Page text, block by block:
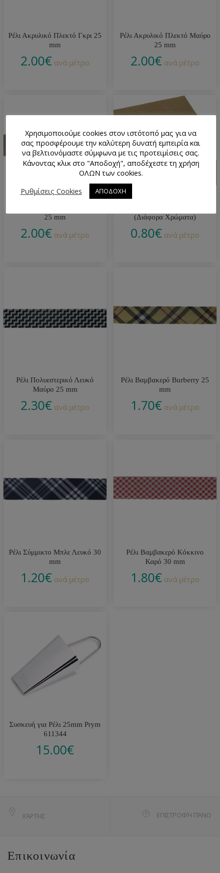
Ρέλι Ακρυλικό Πλεκτό Γκρι 25
mm
2.00€ ανά μέτρο
Ρέλι Ακρυλικό Πλεκτό Μαύρο
25 mm
2.00€ ανά μέτρο
25 mm
2.00€ ανά μέτρο
(Διάφορα Χρώματα)
0.80€ ανά μέτρο
Ρέλι Πολυεστερικό Λευκό
Μαύρο 25 mm
2.30€ ανά μέτρο
Ρέλι Βαμβακερό Burberry 25
mm
1.70€ ανά μέτρο
Ρέλι Σύμμικτο Μπλε Λευκό 30
mm
1.20€ ανά μέτρο
Ρέλι Βαμβακερό Κόκκινο
Καρό 30 mm
1.80€ ανά μέτρο
Συσκευή για Ρέλι 25mm Prym
611344
15.00€
ΧΆΡΤΗΣ ΕΠΙΣΤΡΟΦΉ ΠΆΝΩ
Επικοινωνία
Χρησιμοποιούμε cookies στον ιστότοπό μας για να
σας προσφέρουμε την καλύτερη δυνατή εμπειρία και
να βελτιονόμαστε σύμφωνα με τις προτειμίσεις σας.
Κάνοντας κλικ στο "Αποδοχή", αποδέχεστε τη χρήση
ΟΛΩΝ των cookies.
Ρυθμίσεις Cookies
ΑΠΟΔΟΧΗ